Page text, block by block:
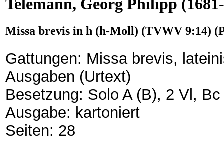
Telemann, Georg Philipp
Missa brevis in h (h-Moll) (TVWV 9:14)
Gattungen: Missa brevis,
Ausgaben (Urtext)
Besetzung: Solo A (B), 2 Vl, Bc
Ausgabe: kartoniert
Seiten: 28